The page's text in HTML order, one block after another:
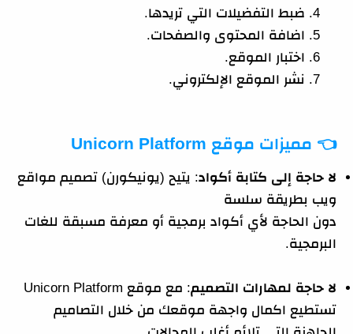
ضبط التفضيلات التي تريدها.
اضافة المحتوى والصفحات.
اختبار الموقع.
نشر الموقع الإلكتروني.
👈 مميزات موقع Unicorn Platform
لا حاجة إلى كتابة أكواد: يتيح (يونيكورن) تصميم مواقع
ويب بطريقة سلسة
دون الحاجة لأي أكواد برمجية أو معرفة مسبقة للغات
البرمجية.
لا حاجة لمهارات التصميم: مع موقع Unicorn Platform
تستطيع اكمال واجهة موقعك من خلال التصاميم